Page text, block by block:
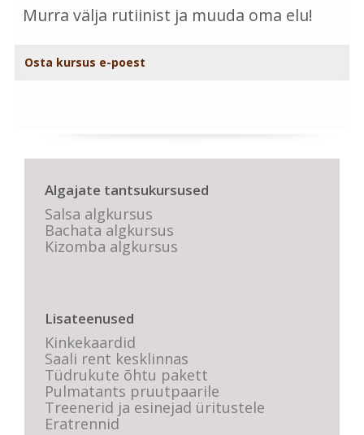
Murra välja rutiinist ja muuda oma elu!
Osta kursus e-poest
Algajate tantsukursused
Salsa algkursus
Bachata algkursus
Kizomba algkursus
Lisateenused
Kinkekaardid
Saali rent kesklinnas
Tüdrukute õhtu pakett
Pulmatants pruutpaarile
Treenerid ja esinejad üritustele
Eratrennid